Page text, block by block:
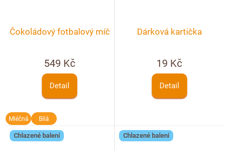
Čokoládový fotbalový míč
549 Kč
Detail
Mléčná Bílá
Dárková kartička
19 Kč
Detail
Chlazené balení Chlazené balení